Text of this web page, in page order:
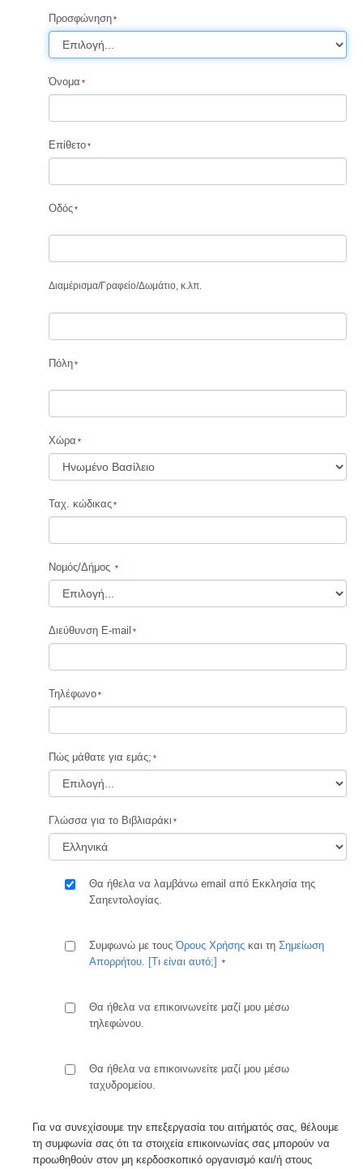
Προσφώνηση
Όνομα
Επίθετο
Οδός
Διαμέρισμα/Γραφείο/Δωμάτιο, κ.λπ.
Πόλη
Χώρα
Ταχ. κώδικας
Νοµός/Δήμος
Διεύθυνση E-mail
Τηλέφωνο
Πώς μάθατε για εμάς;
Γλώσσα για το Βιβλιαράκι
Θα ήθελα να λαμβάνω email από Εκκλησία της
Σαηεντολογίας.
Συμφωνώ με τουςΌρους Χρήσης και τη Σημείωση
Απορρήτου. [Τι είναι αυτό;]
Θα ήθελα να επικοινωνείτε μαζί μου μέσω
τηλεφώνου.
Θα ήθελα να επικοινωνείτε μαζί μου μέσω
ταχυδρομείου.
Για να συνεχίσουμε την επεξεργασία του αιτήματός σας, θέλουμε
τη συμφωνία σας ότι τα στοιχεία επικοινωνίας σας μπορούν να
προωθηθούν στον μη κερδοσκοπικό οργανισμό και/ή στους